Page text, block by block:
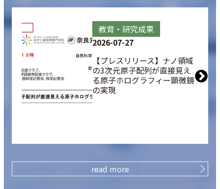
教育・研究成果
2026-07-27
【プレスリリース】ナノ領域
の3次元原子配列が直接見え
る原子ホログラフィー顕微鏡
の実現
read more